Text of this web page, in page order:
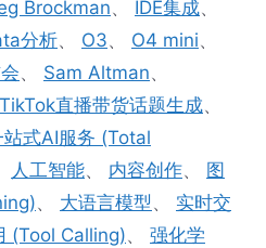
Brockman、 IDE集成、
分析、 O3、 O4 mini、
、 Sam Altman、
TikTok直播带货话题生成、
站式AI服务 (Total
人工智能、 内容创作、 图
、 大语言模型、 实时交
(Tool Calling)、 强化学